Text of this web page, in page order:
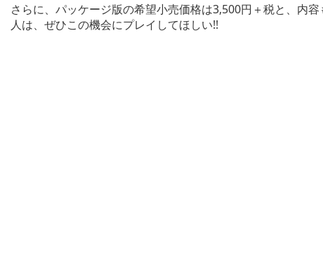
さらに、パッケージ版の希望小売価格は3,500円＋税と、内
人は、ぜひこの機会にプレイしてほしい!!